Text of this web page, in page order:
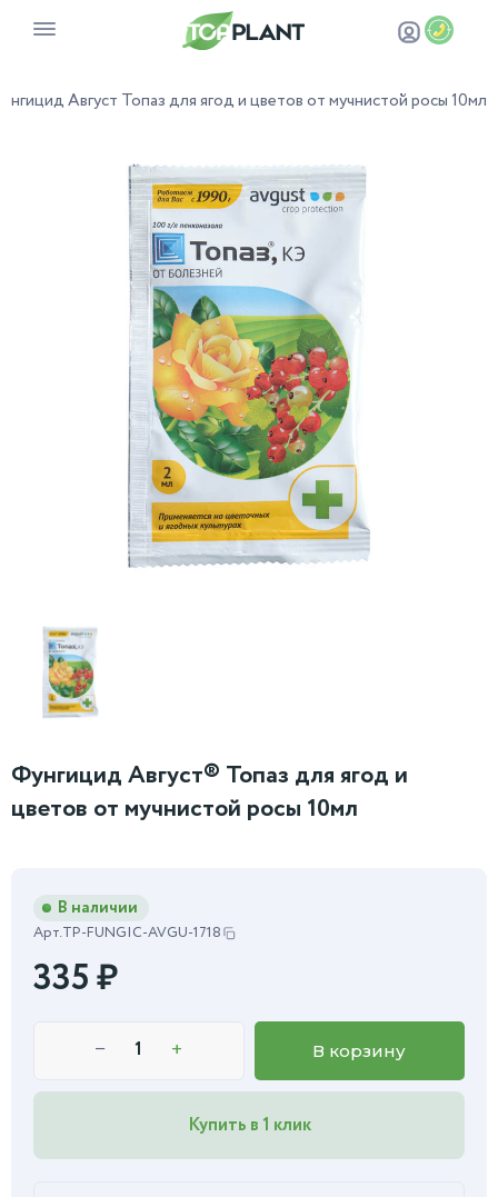
Август Топаз для ягод и цветов от мучнистой росы 10мл
Фунгицид Август® Топаз для ягод и
цветов от мучнистой росы 10мл
В наличии
Арт.TP-FUNGIC-AVGU-1718
335₽
− + В корзину
Купить в 1 клик